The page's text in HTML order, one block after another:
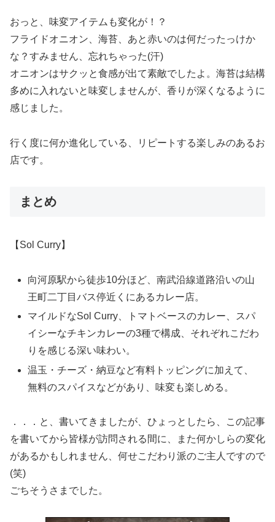
おっと、味変アイテムも変化が！？
フライドオニオン、海苔、あと赤いのは何だったっけか
な？すみません、忘れちゃった(汗)
オニオンはサクッと食感が出て素敵でしたよ。海苔は結構
多めに入れないと味変しませんが、香りが深くなるように
感じました。
行く度に何か進化している、リピートする楽しみのあるお
店です。
まとめ
【Sol Curry】
向河原駅から徒歩10分ほど、南武沿線道路沿いの山
王町二丁目バス停近くにあるカレー店。
マイルドなSol Curry、トマトベースのカレー、スパ
イシーなチキンカレーの3種で構成、それぞれこだわ
りを感じる深い味わい。
温玉・チーズ・納豆など有料トッピングに加えて、
無料のスパイスなどがあり、味変も楽しめる。
．．．と、書いてきましたが、ひょっとしたら、この記事
を書いてから皆様が訪問される間に、また何かしらの変化
があるかもしれません、何せこだわり派のご主人ですので
(笑)
ごちそうさまでした。